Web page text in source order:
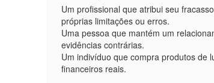
Um profissional que atribui seu
próprias limitações ou erros.
Uma pessoa que mantém um
evidências contrárias.
Um indivíduo que compra produtos de
financeiros reais.